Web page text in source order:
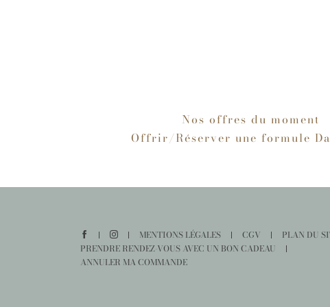
Nos offres du moment
Offrir/Réserver une formule
MENTIONS LÉGALES CGV
PLAN DU
PRENDRE RENDEZ-VOUS AVEC UN BON CADEAU
ANNULER MA COMMANDE